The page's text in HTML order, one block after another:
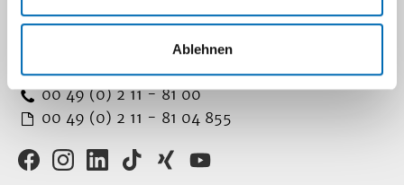
Ablehnen
Moorenstr. 5
00 49 (0) 2 11 - 81 00
00 49 (0) 2 11 - 81 04 855